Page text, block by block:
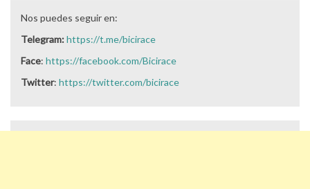
Nos puedes seguir en:
Telegram:https://t.me/bicirace
Face: https://facebook.com/Bicirace
Twitter: https://twitter.com/bicirace